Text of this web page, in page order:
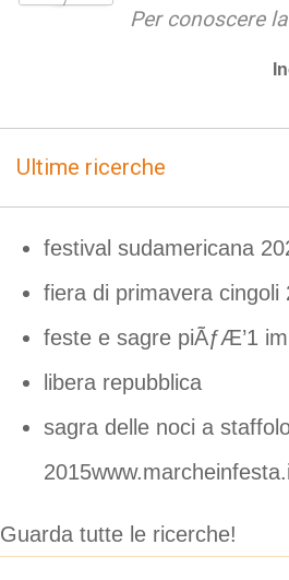
Per conoscere
Ultime ricerche
festival sudamericana
fiera di primavera cingoli
feste e sagre piÃƒÆ’1
libera repubblica
sagra delle noci a
Guarda tutte le ricerche!